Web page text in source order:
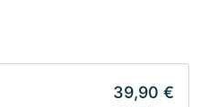
39,90 €